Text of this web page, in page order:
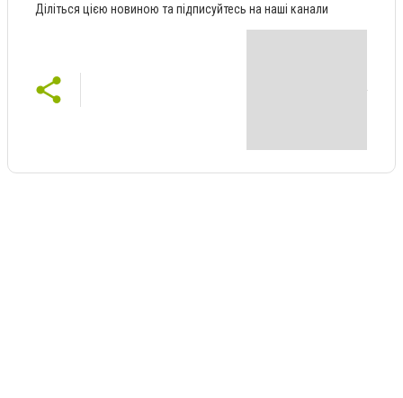
Діліться цією новиною та підписуйтесь на наші канали